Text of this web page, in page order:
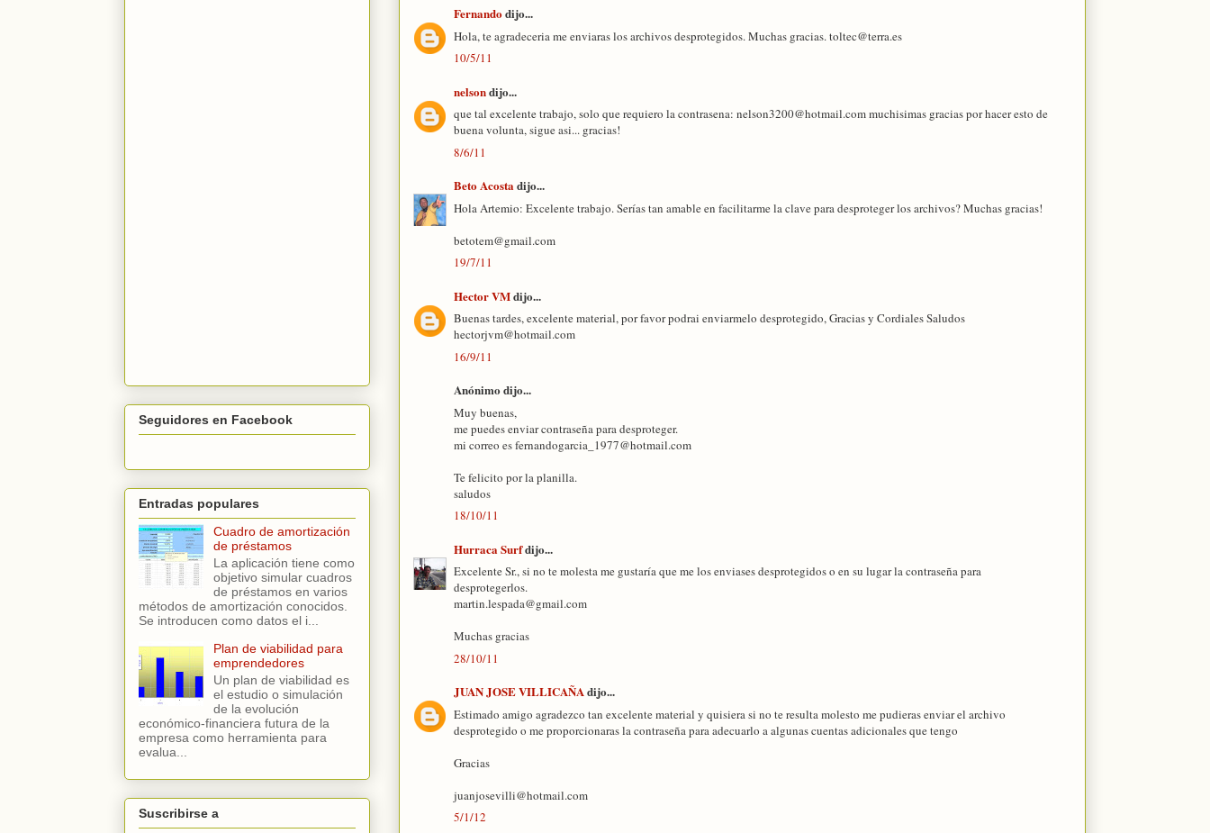
Fernandodijo...
Hola, te agradeceria me enviaras los archivos desprotegidos. Muchas gracias. toltec@terra.es
10/5/11
nelsondijo...
que tal excelente trabajo, solo que requiero la contrasena: nelson3200@hotmail.com muchisimas gracias por hacer esto de
buena volunta, sigue asi... gracias!
8/6/11
Beto Acostadijo...
Hola Artemio: Excelente trabajo. Serías tan amable en facilitarme la clave para desproteger los archivos? Muchas gracias!
betotem@gmail.com
19/7/11
Hector VMdijo...
Buenas tardes, excelente material, por favor podrai enviarmelo desprotegido, Gracias y Cordiales Saludos
hectorjvm@hotmail.com
16/9/11
Anónimo dijo...
Muy buenas,
me puedes enviar contraseña para desproteger.
mi correo es fernandogarcia_1977@hotmail.com
Te felicito por la planilla.
saludos
18/10/11
Hurraca Surfdijo...
Excelente Sr., si no te molesta me gustaría que me los enviases desprotegidos o en su lugar la contraseña para
desprotegerlos.
martin.lespada@gmail.com
Muchas gracias
28/10/11
JUAN JOSE VILLICAÑAdijo...
Estimado amigo agradezco tan excelente material y quisiera si no te resulta molesto me pudieras enviar el archivo
desprotegido o me proporcionaras la contraseña para adecuarlo a algunas cuentas adicionales que tengo
Gracias
juanjosevilli@hotmail.com
5/1/12
Seguidores en Facebook
Entradas populares
Cuadro de amortización
de préstamos
La aplicación tiene como
objetivo simular cuadros
de préstamos en varios
métodos de amortización conocidos.
Se introducen como datos el i...
Plan de viabilidad para
emprendedores
Un plan de viabilidad es
el estudio o simulación
de la evolución
económico-financiera futura de la
empresa como herramienta para
evalua...
Suscribirse a